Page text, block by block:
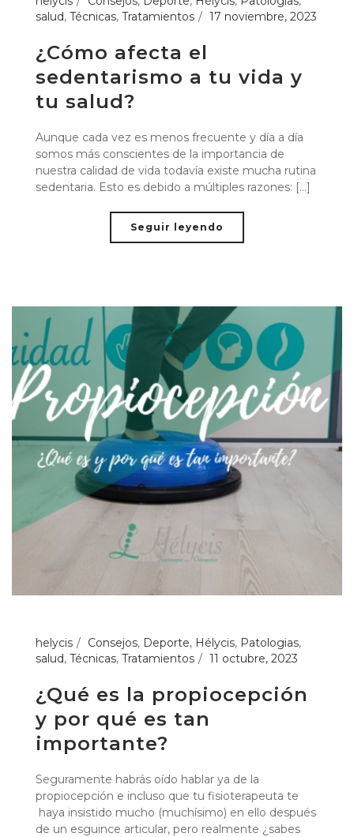
salud, Técnicas, Tratamientos 17 noviembre, 2023
¿Cómo afecta el
sedentarismo a tu vida y
tu salud?
Aunque cada vez es menos frecuente y día a día
somos más conscientes de la importancia de
nuestra calidad de vida todavía existe mucha rutina
sedentaria. Esto es debido a múltiples razones: [...]
Seguir leyendo
helycis Consejos, Deporte, Hélycis, Patologias,
salud, Técnicas, Tratamientos 11 octubre, 2023
¿Qué es la propiocepción
y por qué es tan
importante?
Seguramente habrás oído hablar ya de la
propiocepción e incluso que tu fisioterapeuta te
haya insistido mucho (muchísimo) en ello después
de un esguince articular, pero realmente ¿sabes